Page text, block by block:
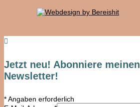

Jetzt neu! Abonniere meinen
Newsletter!
*Angaben erforderlich